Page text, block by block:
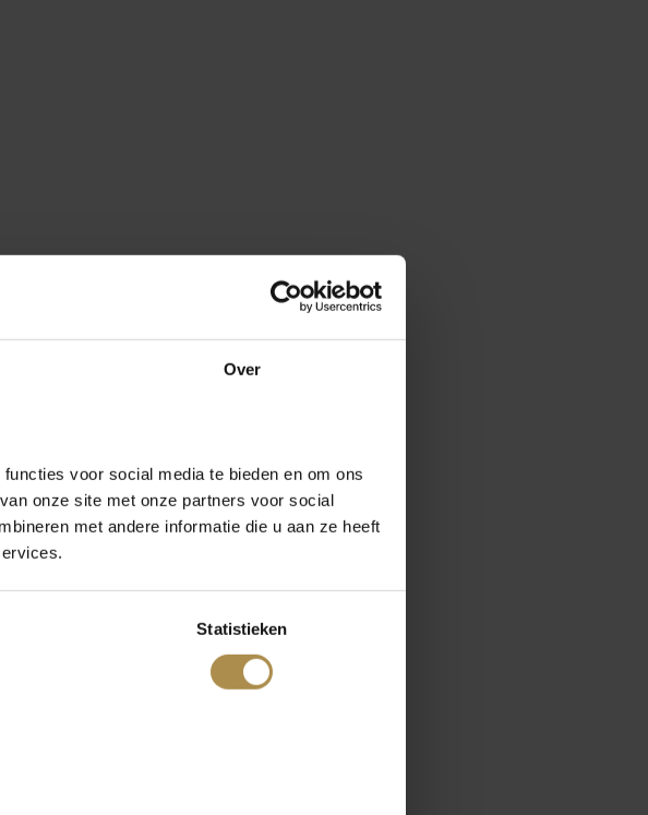
Over
voor social media te bieden en om ons
onze site met onze partners voor social
met andere informatie die u aan ze heeft
Statistieken